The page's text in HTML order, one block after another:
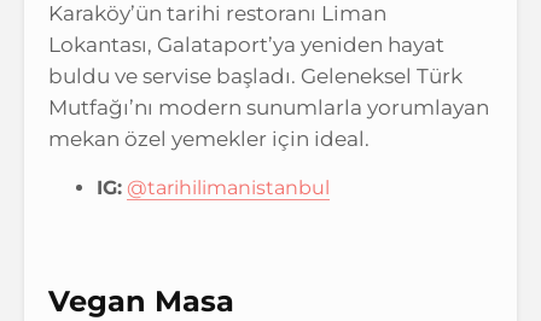
Karaköy’ün tarihi restoranı Liman
Lokantası, Galataport’ya yeniden hayat
buldu ve servise başladı. Geleneksel Türk
Mutfağı’nı modern sunumlarla yorumlayan
mekan özel yemekler için ideal.
IG: @tarihilimanistanbul
Vegan Masa